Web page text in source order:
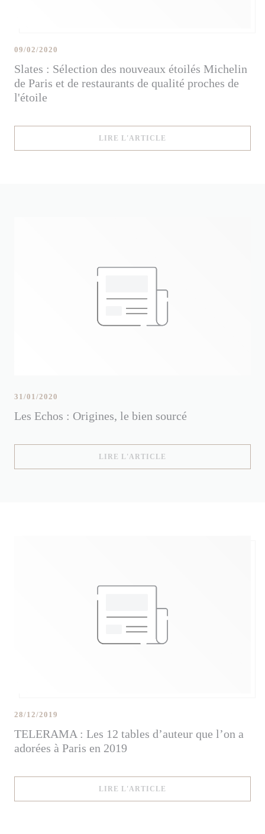
Slates : Sélection des nouveaux étoilés Michelin
de Paris et de restaurants de qualité proches de
l'étoile
09/02/2020
LIRE L'ARTICLE
Les Echos : Origines, le bien sourcé
31/01/2020
LIRE L'ARTICLE
TELERAMA : Les 12 tables d’auteur que l’on a
adorées à Paris en 2019
28/12/2019
LIRE L'ARTICLE